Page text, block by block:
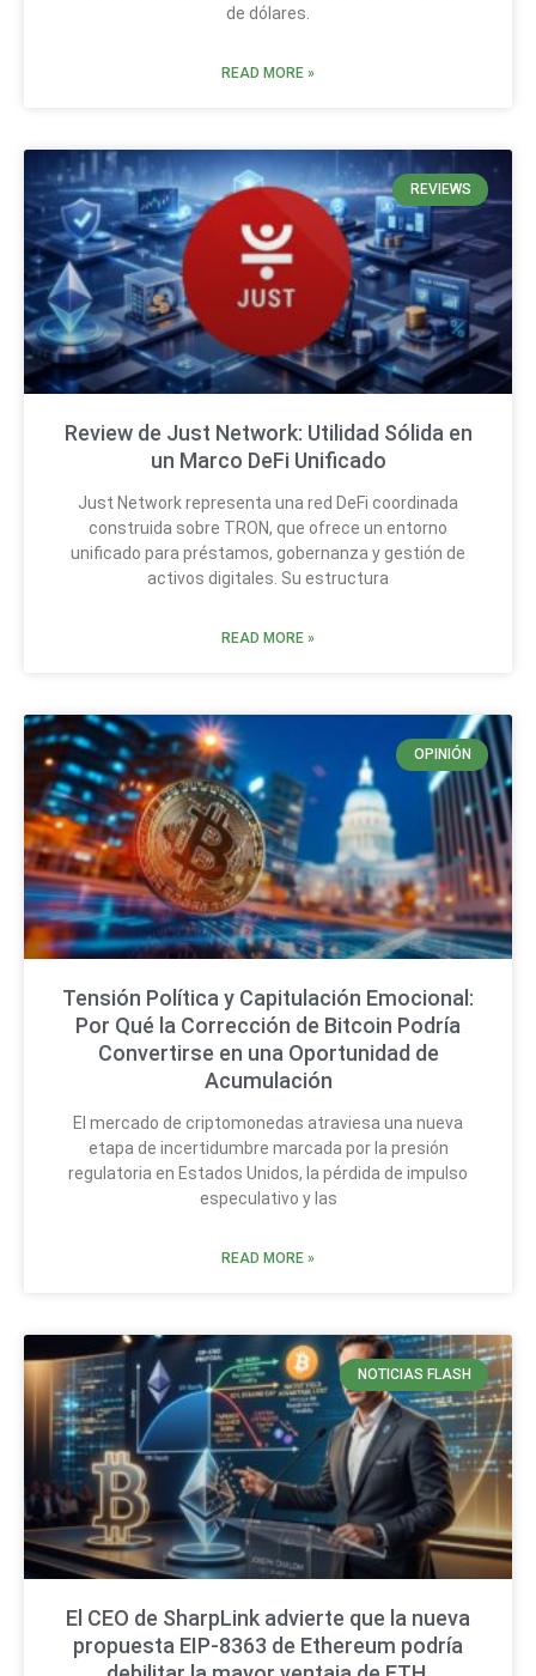
de dólares.
READ MORE »
REVIEWS
Review de Just Network: Utilidad Sólida en
un Marco DeFi Unificado
Just Network representa una red DeFi coordinada
construida sobre TRON, que ofrece un entorno
unificado para préstamos, gobernanza y gestión de
activos digitales. Su estructura
READ MORE »
OPINIÓN
Tensión Política y Capitulación Emocional:
Por Qué la Corrección de Bitcoin Podría
Convertirse en una Oportunidad de
Acumulación
El mercado de criptomonedas atraviesa una nueva
etapa de incertidumbre marcada por la presión
regulatoria en Estados Unidos, la pérdida de impulso
especulativo y las
READ MORE »
NOTICIAS FLASH
El CEO de SharpLink advierte que la nueva
propuesta EIP-8363 de Ethereum podría